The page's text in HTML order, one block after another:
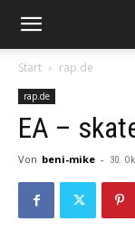
Start rap.de
rap.de
EA –
Von beni-mike - 30.